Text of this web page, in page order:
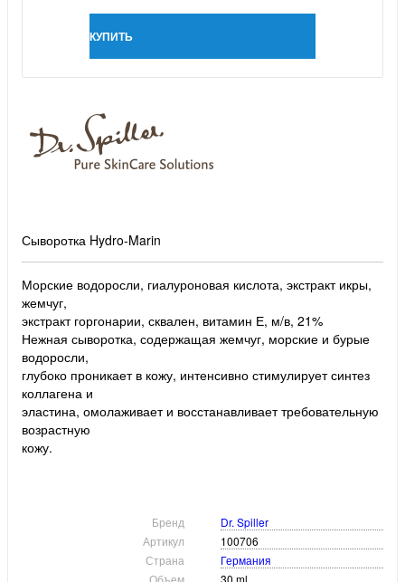
КУПИТЬ
Сыворотка Hydro-Marin
Морские водоросли, гиалуроновая кислота, экстракт икры,
жемчуг,
экстракт горгонарии, сквален, витамин Е, м/в, 21%
Нежная сыворотка, содержащая жемчуг, морские и бурые
водоросли,
глубоко проникает в кожу, интенсивно стимулирует синтез
коллагена и
эластина, омолаживает и восстанавливает требовательную
возрастную
кожу.
Бренд
Dr. Spiller
Артикул
100706
Страна
Германия